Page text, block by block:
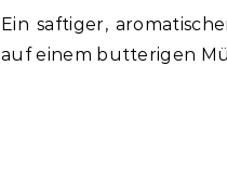
Ein saftiger,
auf einem butterigen